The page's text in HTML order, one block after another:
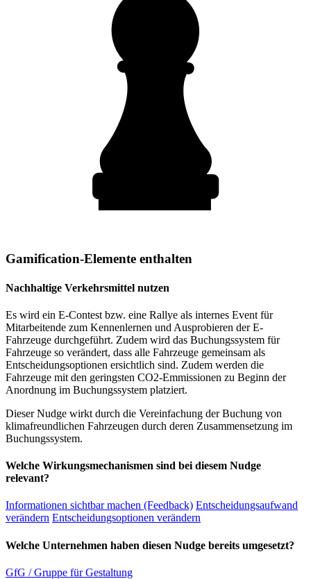
Gamification-Elemente enthalten
Nachhaltige Verkehrsmittel nutzen
Es wird ein E-Contest bzw. eine Rallye als internes Event für
Mitarbeitende zum Kennenlernen und Ausprobieren der E-
Fahrzeuge durchgeführt. Zudem wird das Buchungssystem für
Fahrzeuge so verändert, dass alle Fahrzeuge gemeinsam als
Entscheidungsoptionen ersichtlich sind. Zudem werden die
Fahrzeuge mit den geringsten CO2-Emmissionen zu Beginn der
Anordnung im Buchungssystem platziert.
Dieser Nudge wirkt durch die Vereinfachung der Buchung von
klimafreundlichen Fahrzeugen durch deren Zusammensetzung im
Buchungssystem.
Welche Wirkungsmechanismen sind bei diesem Nudge
relevant?
Informationen sichtbar machen (Feedback) Entscheidungsaufwand
verändern Entscheidungsoptionen verändern
Welche Unternehmen haben diesen Nudge bereits umgesetzt?
GfG / Gruppe für Gestaltung